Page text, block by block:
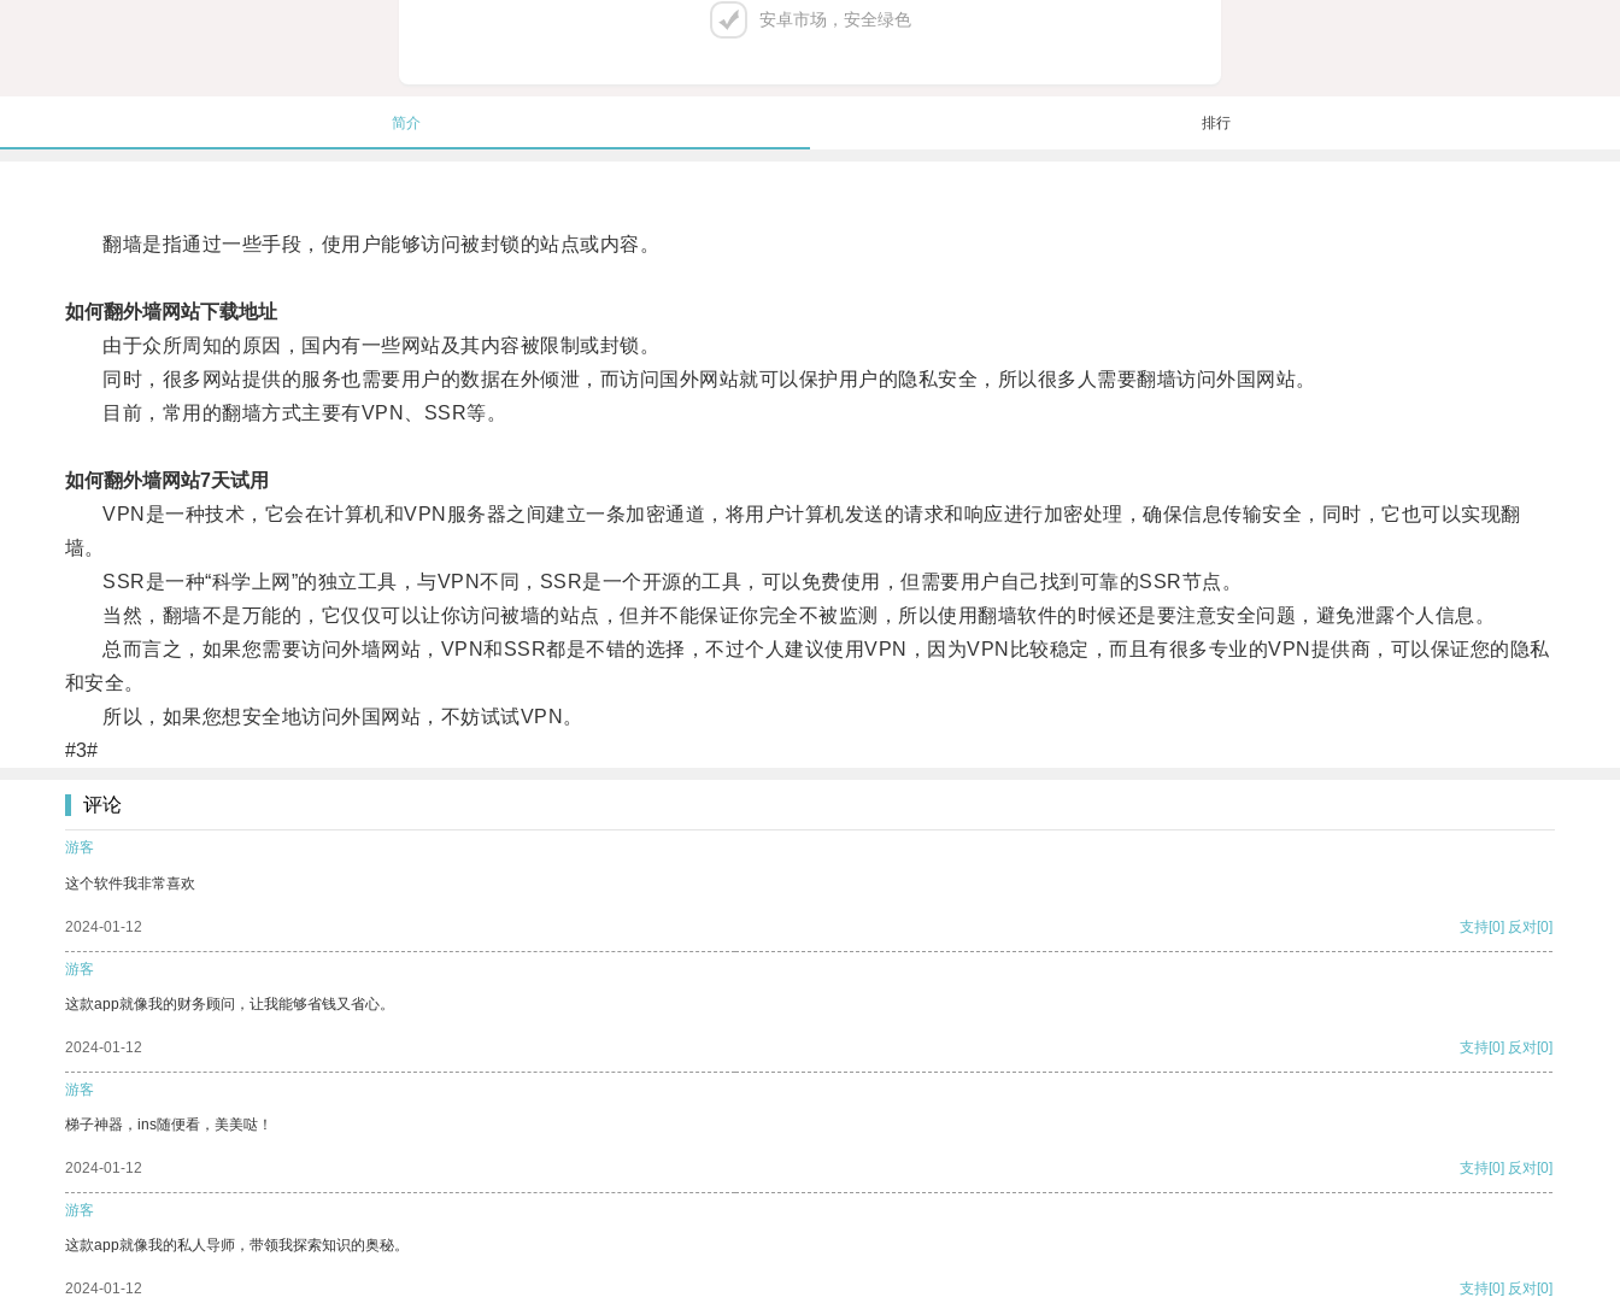
安卓市场，安全绿色
简介 排行
翻墙是指通过一些手段，使用户能够访问被封锁的站点或内容。
如何翻外墙网站下载地址
由于众所周知的原因，国内有一些网站及其内容被限制或封锁。
同时，很多网站提供的服务也需要用户的数据在外倾泄，而访问国外网站就可以保护用户的隐私安全，所以很多人需要翻墙访问外国网站。
目前，常用的翻墙方式主要有VPN、SSR等。
如何翻外墙网站7天试用
VPN是一种技术，它会在计算机和VPN服务器之间建立一条加密通道，将用户计算机发送的请求和响应进行加密处理，确保信息传输安全，同时，它也可以实现翻
墙。
SSR是一种“科学上网”的独立工具，与VPN不同，SSR是一个开源的工具，可以免费使用，但需要用户自己找到可靠的SSR节点。
当然，翻墙不是万能的，它仅仅可以让你访问被墙的站点，但并不能保证你完全不被监测，所以使用翻墙软件的时候还是要注意安全问题，避免泄露个人信息。
总而言之，如果您需要访问外墙网站，VPN和SSR都是不错的选择，不过个人建议使用VPN，因为VPN比较稳定，而且有很多专业的VPN提供商，可以保证您的隐私
和安全。
所以，如果您想安全地访问外国网站，不妨试试VPN。
#3#
评论
游客
这个软件我非常喜欢
2024-01-12 支持[0] 反对[0]
游客
这款app就像我的财务顾问，让我能够省钱又省心。
2024-01-12 支持[0] 反对[0]
游客
梯子神器，ins随便看，美美哒！
2024-01-12 支持[0] 反对[0]
游客
这款app就像我的私人导师，带领我探索知识的奥秘。
2024-01-12 支持[0] 反对[0]